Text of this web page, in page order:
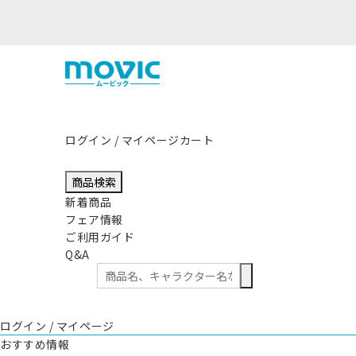
ログイン / マイページカート
商品検索
新着商品
フェア情報
ご利用ガイド
Q&A
ログイン / マイページ
おすすめ情報